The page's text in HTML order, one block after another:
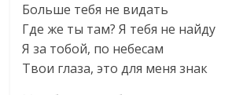
Больше тебя не видать
Где же ты там? Я тебя не найду
Я за тобой, по небесам
Твои глаза, это для меня знак